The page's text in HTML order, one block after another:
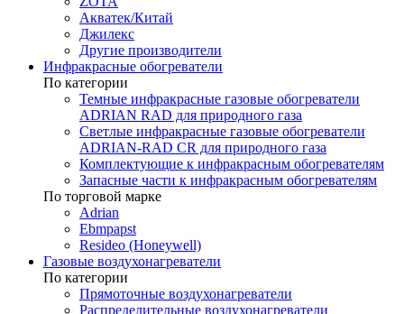
Акватек/Китай
Джилекс
Другие производители
Инфракрасные обогреватели
По категории
Темные инфракрасные газовые обогреватели
ADRIAN RAD для природного газа
Светлые инфракрасные газовые обогреватели
ADRIAN-RAD CR для природного газа
Комплектующие к инфракрасным обогревателям
Запасные части к инфракрасным обогревателям
По торговой марке
Adrian
Ebmpapst
Resideo (Honeywell)
Газовые воздухонагреватели
По категории
Прямоточные воздухонагреватели
Распределительные воздухонагреватели